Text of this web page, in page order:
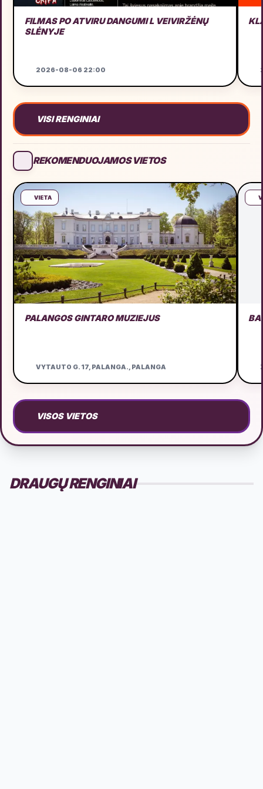
FILMAS PO ATVIRU DANGUMI L VEIVIRŽĖNŲ
SLĖNYJE
2026-08-06 22:00
VISI RENGINIAI
REKOMENDUOJAMOS VIETOS
VIETA
PALANGOS GINTARO MUZIEJUS
VYTAUTO G. 17, PALANGA., PALANGA
VISOS VIETOS
DRAUGŲ RENGINIAI